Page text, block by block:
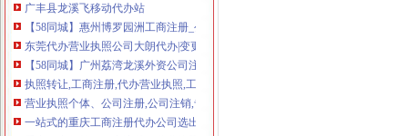
【58同城】惠州博罗园洲工商注册_公司注册代理_代办注册公司价格
东莞代办营业执照公司大朗代办|变更股权|注册有限公司|变更地图片_
【58同城】广州荔湾龙溪外资公司注册_外资企业注册_代理外资公司注
执照转让,工商注册,代办营业执照,工商年检王经理_志趣网
营业执照个体、公司注册,公司注销,专业代账
一站式的重庆工商注册代办公司选出工商注册,赢得消费者的信任-久
重庆工商年检：工商注册、营业执照、代理记账、财务会计、代办保险